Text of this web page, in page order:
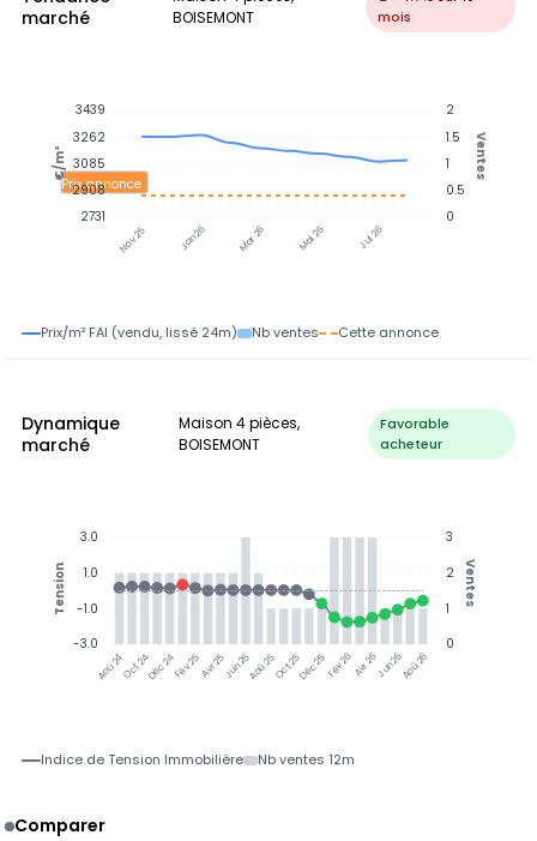
marché
BOISEMONT
mois
Nov 25 Jan 26 Mar 26 Mai 26 Jul 26
Prix annonce
2
1.5
1
0.5
0
Ventes
3439
3262
3085
2908
2731
€/m²
Prix/m² FAI (vendu, lissé 24m) Nb ventes Cette annonce
Dynamique
marché
Maison 4 pièces,
BOISEMONT
Favorable
acheteur
Aoû 24Oct 24Déc 24Fév 25Avr 25Jun 25Aoû 25Oct 25Déc 25Fév 26Avr 26Jun 26Aoû 26
3
2
1
0
Ventes
3.0
1.0
-1.0
-3.0
Tension
Indice de Tension Immobilière Nb ventes 12m
Comparer